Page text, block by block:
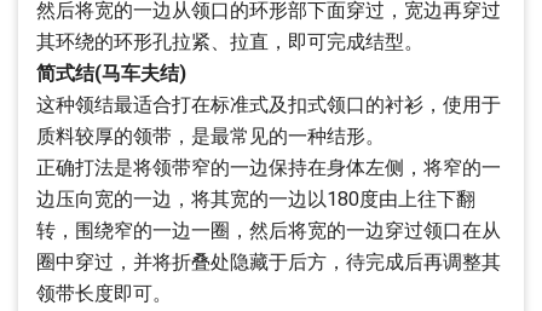
然后将宽的一边从领口的环形部下面穿过，宽边再穿过
其环绕的环形孔拉紧、拉直，即可完成结型。
简式结(马车夫结)
这种领结最适合打在标准式及扣式领口的衬衫，使用于
质料较厚的领带，是最常见的一种结形。
正确打法是将领带窄的一边保持在身体左侧，将窄的一
边压向宽的一边，将其宽的一边以180度由上往下翻
转，围绕窄的一边一圈，然后将宽的一边穿过领口在从
圈中穿过，并将折叠处隐藏于后方，待完成后再调整其
领带长度即可。